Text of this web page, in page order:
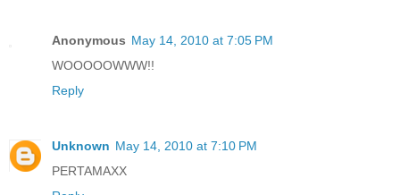
Anonymous May 14, 2010 at 7:05 PM
WOOOOOWWW!!
Reply
Unknown May 14, 2010 at 7:10 PM
PERTAMAXX